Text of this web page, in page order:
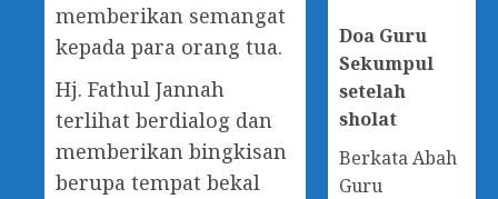
memberikan semangat
kepada para orang tua.
Hj. Fathul Jannah
terlihat berdialog dan
memberikan bingkisan
berupa tempat bekal
Doa Guru
Sekumpul
setelah
sholat
Berkata Abah
Guru